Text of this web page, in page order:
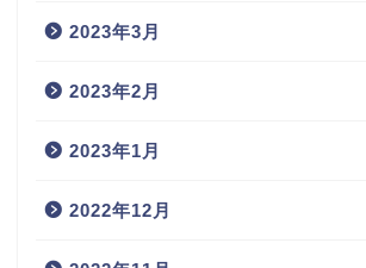
2023年3月
2023年2月
2023年1月
2022年12月